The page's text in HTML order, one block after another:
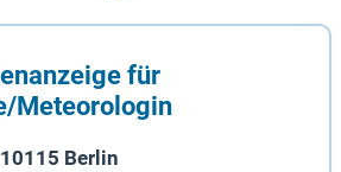
für
Meteorologin
Berlin